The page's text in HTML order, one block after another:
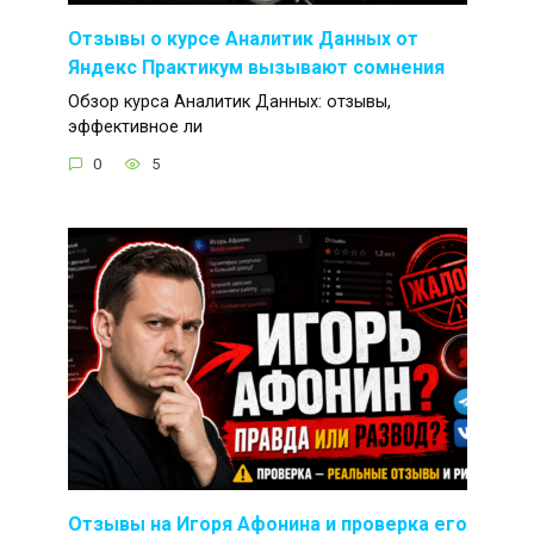
Отзывы о курсе Аналитик Данных от
Яндекс Практикум вызывают сомнения
Обзор курса Аналитик Данных: отзывы,
эффективное ли
0 5
Отзывы на Игоря Афонина и проверка его